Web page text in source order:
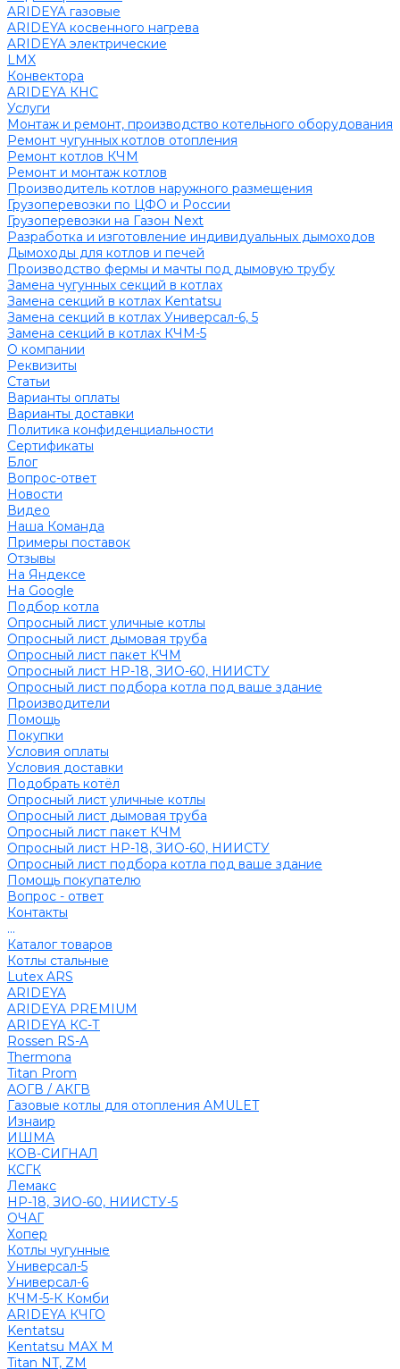
ARIDEYA газовые
ARIDEYA косвенного нагрева
ARIDEYA электрические
LMX
Конвектора
ARIDEYA КНС
Услуги
Монтаж и ремонт, производство котельного оборудования
Ремонт чугунных котлов отопления
Ремонт котлов КЧМ
Ремонт и монтаж котлов
Производитель котлов наружного размещения
Грузоперевозки по ЦФО и России
Грузоперевозки на Газон Next
Разработка и изготовление индивидуальных дымоходов
Дымоходы для котлов и печей
Производство фермы и мачты под дымовую трубу
Замена чугунных секций в котлах
Замена секций в котлах Kentatsu
Замена секций в котлах Универсал-6, 5
Замена секций в котлах КЧМ-5
О компании
Реквизиты
Статьи
Варианты оплаты
Варианты доставки
Политика конфиденциальности
Сертификаты
Блог
Вопрос-ответ
Новости
Видео
Наша Команда
Примеры поставок
Отзывы
На Яндексе
На Google
Подбор котла
Опросный лист уличные котлы
Опросный лист дымовая труба
Опросный лист пакет КЧМ
Опросный лист НР-18, ЗИО-60, НИИСТУ
Опросный лист подбора котла под ваше здание
Производители
Помощь
Покупки
Условия оплаты
Условия доставки
Подобрать котёл
Опросный лист уличные котлы
Опросный лист дымовая труба
Опросный лист пакет КЧМ
Опросный лист НР-18, ЗИО-60, НИИСТУ
Опросный лист подбора котла под ваше здание
Помощь покупателю
Вопрос - ответ
Контакты
...
Каталог товаров
Котлы стальные
Lutex ARS
ARIDEYA
ARIDEYA PREMIUM
ARIDEYA КС-Т
Rossen RS-A
Thermona
Titan Prom
АОГВ / АКГВ
Газовые котлы для отопления AMULET
Изнаир
ИШМА
КОВ-СИГНАЛ
КСГК
Лемакс
НР-18, ЗИО-60, НИИСТУ-5
ОЧАГ
Хопер
Котлы чугунные
Универсал-5
Универсал-6
КЧМ-5-К Комби
ARIDEYA КЧГО
Kentatsu
Kentatsu MAX M
Titan NT, ZM